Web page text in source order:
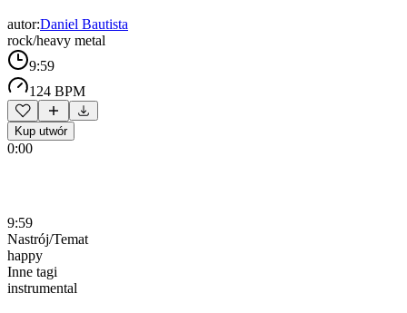
autor:Daniel Bautista
rock/heavy metal
9:59
124 BPM
Kup utwór
0:00
9:59
Nastrój/Temat
happy
Inne tagi
instrumental